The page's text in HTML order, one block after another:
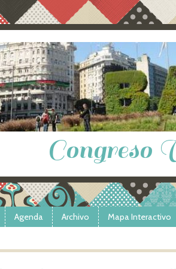
Congreso
Agenda Archivo Mapa Interactivo